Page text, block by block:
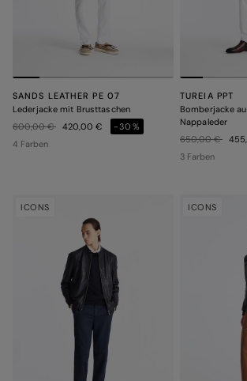
SANDS LEATHER PE 07
Lederjacke mit Brusttaschen
Preis reduziert von
600,00 €auf420,00 €
-30%
4 Farben
TUREIA PPT
Bomberjacke
Nappaleder
Preis reduziert
650,00 €auf
3 Farben
ICONS ICONS